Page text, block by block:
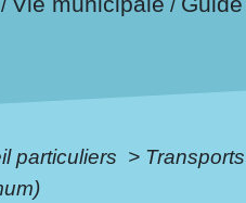
/ /
particuliers >